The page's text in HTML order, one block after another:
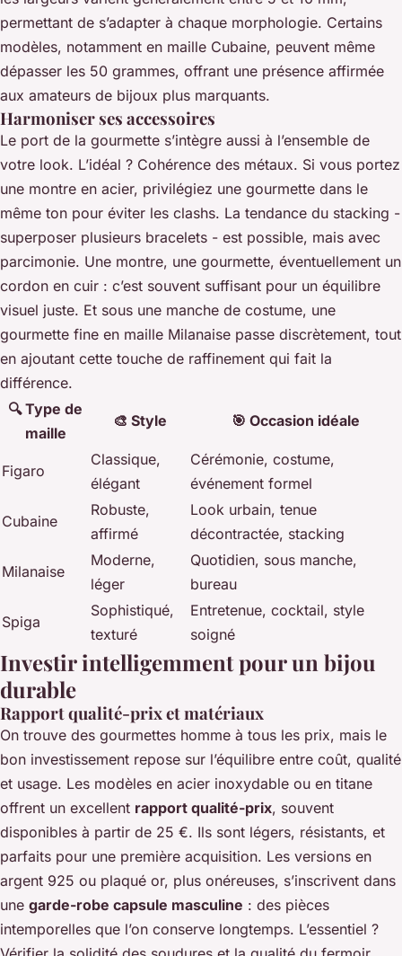
permettant de s’adapter à chaque morphologie. Certains
modèles, notamment en maille Cubaine, peuvent même
dépasser les 50 grammes, offrant une présence affirmée
aux amateurs de bijoux plus marquants.
Harmoniser ses accessoires
Le port de la gourmette s’intègre aussi à l’ensemble de
votre look. L’idéal ? Cohérence des métaux. Si vous portez
une montre en acier, privilégiez une gourmette dans le
même ton pour éviter les clashs. La tendance du stacking -
superposer plusieurs bracelets - est possible, mais avec
parcimonie. Une montre, une gourmette, éventuellement un
cordon en cuir : c’est souvent suffisant pour un équilibre
visuel juste. Et sous une manche de costume, une
gourmette fine en maille Milanaise passe discrètement, tout
en ajoutant cette touche de raffinement qui fait la
différence.
🔍 Type de
maille
🎨 Style 🎯 Occasion idéale
Figaro
Classique,
élégant
Cérémonie, costume,
événement formel
Cubaine
Robuste,
affirmé
Look urbain, tenue
décontractée, stacking
Milanaise
Moderne,
léger
Quotidien, sous manche,
bureau
Spiga
Sophistiqué,
texturé
Entretenue, cocktail, style
soigné
Investir intelligemment pour un bijou
durable
Rapport qualité-prix et matériaux
On trouve des gourmettes homme à tous les prix, mais le
bon investissement repose sur l’équilibre entre coût, qualité
et usage. Les modèles en acier inoxydable ou en titane
offrent un excellent rapport qualité-prix, souvent
disponibles à partir de 25 €. Ils sont légers, résistants, et
parfaits pour une première acquisition. Les versions en
argent 925 ou plaqué or, plus onéreuses, s’inscrivent dans
une garde-robe capsule masculine : des pièces
intemporelles que l’on conserve longtemps. L’essentiel ?